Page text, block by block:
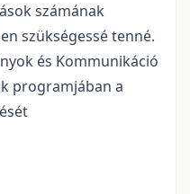
számának
szükségessé tenné.
és Kommunikáció
programjában a